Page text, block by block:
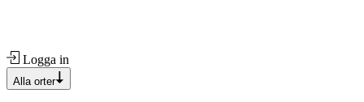
Logga in
Alla orter